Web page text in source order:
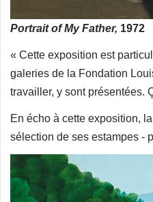
Portrait of My Father, 1972
« Cette exposition est
galeries de la Fondation
travailler, y sont présentées.
En écho à cette exposition,
sélection de ses estampes -